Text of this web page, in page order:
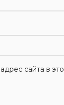
сайта в